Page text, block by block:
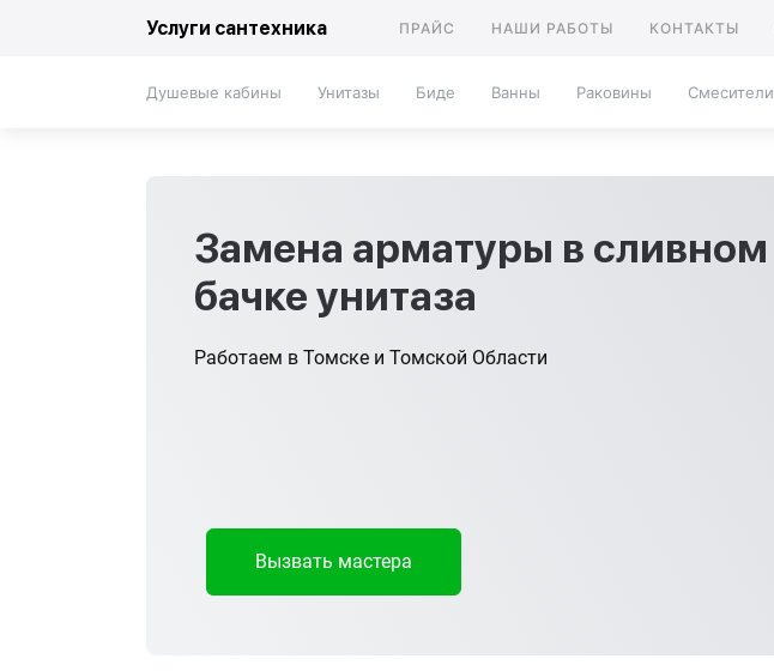
Услуги сантехника ПРАЙС НАШИ РАБОТЫ КОНТАКТЫ
Душевые кабины Унитазы Биде Ванны Раковины Смесители
Замена арматуры в сливном
бачке унитаза
Работаем в Томске и Томской Области
Вызвать мастера